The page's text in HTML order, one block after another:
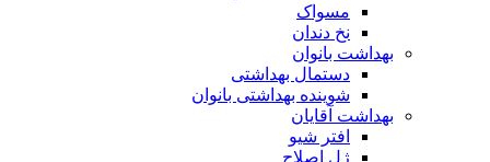
مسواک
نخ دندان
بهداشت بانوان
دستمال بهداشتی
شوینده بهداشتی بانوان
بهداشت آقایان
افتر شیو
ژل اصلاح